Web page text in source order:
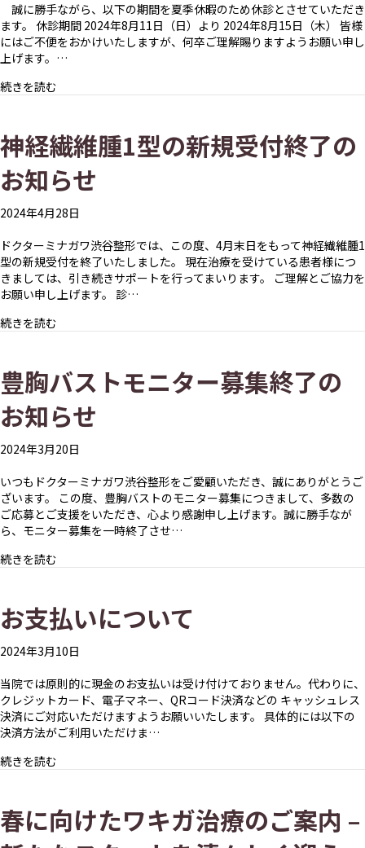
誠に勝手ながら、以下の期間を夏季休暇のため休診とさせていただき
ます。 休診期間 2024年8月11日（日）より 2024年8月15日（木） 皆様
にはご不便をおかけいたしますが、何卒ご理解賜りますようお願い申し
上げます。…
続きを読む
神経繊維腫1型の新規受付終了の
お知らせ
2024年4月28日
ドクターミナガワ渋谷整形では、この度、4月末日をもって神経繊維腫1
型の新規受付を終了いたしました。 現在治療を受けている患者様につ
きましては、引き続きサポートを行ってまいります。 ご理解とご協力を
お願い申し上げます。 診…
続きを読む
豊胸バストモニター募集終了の
お知らせ
2024年3月20日
いつもドクターミナガワ渋谷整形をご愛顧いただき、誠にありがとうご
ざいます。 この度、豊胸バストのモニター募集につきまして、多数の
ご応募とご支援をいただき、心より感謝申し上げます。誠に勝手なが
ら、モニター募集を一時終了させ…
続きを読む
お支払いについて
2024年3月10日
当院では原則的に現金のお支払いは受け付けておりません。代わりに、
クレジットカード、電子マネー、QRコード決済などの キャッシュレス
決済にご対応いただけますようお願いいたします。 具体的には以下の
決済方法がご利用いただけま…
続きを読む
春に向けたワキガ治療のご案内 –